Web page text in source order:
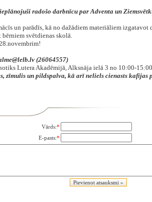
radošo darbnīcu par Adventa un
un parādīs, kā no dažādiem materiāliem izgatavot
svētdienas skolā.
(26064557)
Lutera Akadēmijā, Alksnāja ielā 3 no 10:00-
zīmulis un pildspalva, kā arī neliels cienasts kafijas
Vārds:*
E-pasts:*